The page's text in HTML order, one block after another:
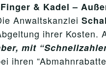
Finger & Kadel –
Anwaltskanzlei
ihrer Kosten.
mit “
ihren